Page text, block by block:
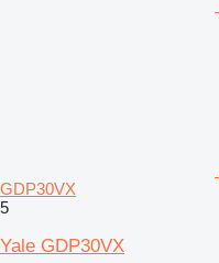
GDP30VX
5
Yale GDP30VX